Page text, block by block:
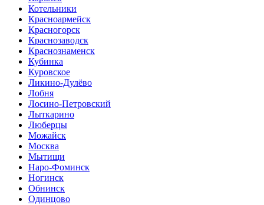
Котельники
Красноармейск
Красногорск
Краснозаводск
Краснознаменск
Кубинка
Куровское
Ликино-Дулёво
Лобня
Лосино-Петровский
Лыткарино
Люберцы
Можайск
Москва
Мытищи
Наро-Фоминск
Ногинск
Обнинск
Одинцово